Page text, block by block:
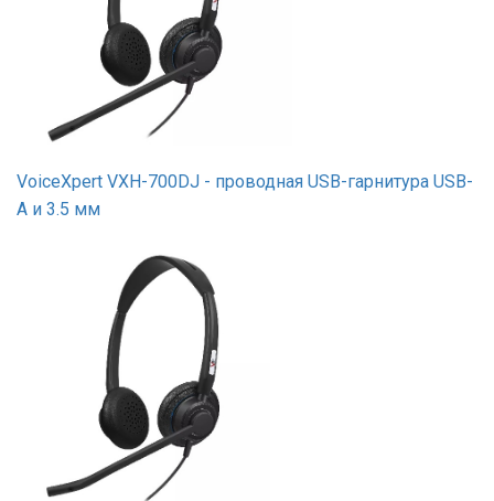
VoiceXpert VXH-700DJ - проводная USB-гарнитура USB-
A и 3.5 мм